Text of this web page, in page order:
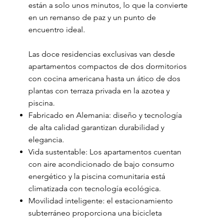
están a solo unos minutos, lo que la convierte
en un remanso de paz y un punto de
encuentro ideal.
Las doce residencias exclusivas van desde
apartamentos compactos de dos dormitorios
con cocina americana hasta un ático de dos
plantas con terraza privada en la azotea y
piscina.
Fabricado en Alemania: diseño y tecnología
de alta calidad garantizan durabilidad y
elegancia.
Vida sustentable: Los apartamentos cuentan
con aire acondicionado de bajo consumo
energético y la piscina comunitaria está
climatizada con tecnología ecológica.
Movilidad inteligente: el estacionamiento
subterráneo proporciona una bicicleta